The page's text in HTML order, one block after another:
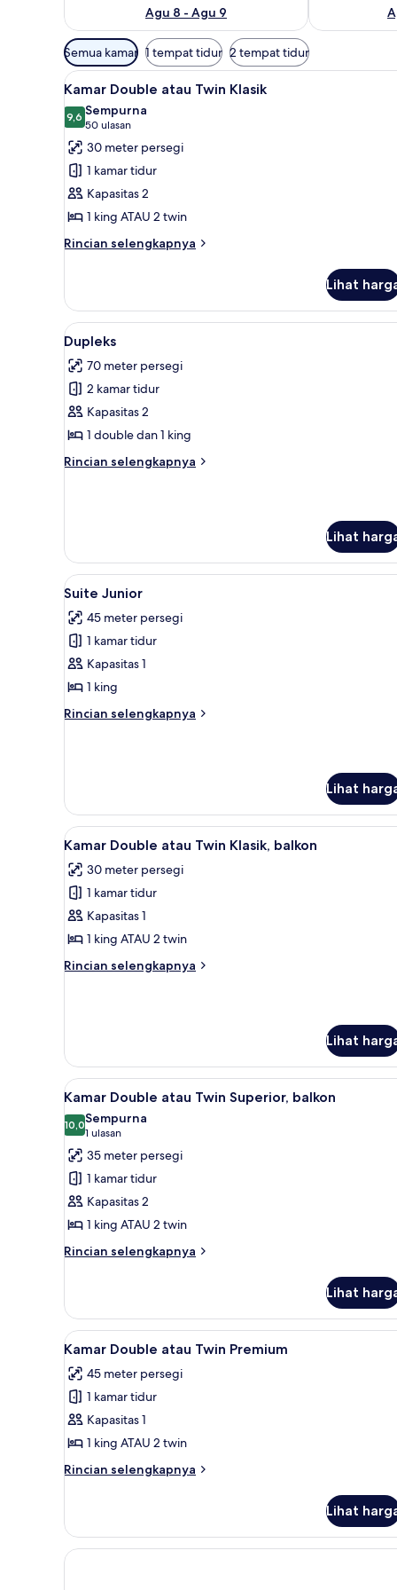
Agu 8 - Agu 9
Filter
tersedia
untuk
kamar
Semua kamar 1 tempat tidur 2 tempat tidur
Lihat
semua
foto
untuk
Kamar
Double
atau
Twin
Klasik
Seprai antialergi, minibar,
5
Kamar Double atau Twin Klasik
9,69,6 dari 10
Sempurna
50 ulasan
(50
ulasan)
30 meter persegi
1 kamar tidur
Kapasitas 2
1 king ATAU 2 twin
Rincian selengkapnya
Rincian
Kamar
Double
atau
Twin
Klasik
Lihat
Lihat
semua
foto
untuk
Dupleks
Seprai antialergi, minibar,
8
Dupleks
70 meter persegi
2 kamar tidur
Kapasitas 2
1 double dan 1 king
Rincian selengkapnya
Rincian
Lihat
Lihat
semua
foto
untuk
Suite
Junior
Seprai antialergi, minibar,
9
Suite Junior
45 meter persegi
1 kamar tidur
Kapasitas 1
1 king
Rincian selengkapnya
Rincian
Lihat
Lihat
semua
foto
untuk
Kamar
Double
atau
Twin
Seprai antialergi, minibar,
6
Kamar Double atau Twin Klasik, balkon
30 meter persegi
1 kamar tidur
Kapasitas 1
1 king ATAU 2 twin
Rincian selengkapnya
Rincian
atau
Twin
Klasik,
Lihat
Lihat
semua
foto
untuk
Kamar
Double
atau
Twin
Superior,
Seprai antialergi, minibar,
7
Kamar Double atau Twin Superior, balkon
10,010,0 dari 10
Sempurna
1 ulasan
(1
ulasan)
35 meter persegi
1 kamar tidur
Kapasitas 2
1 king ATAU 2 twin
Rincian selengkapnya
Rincian
Kamar
Double
atau
Superior,
balkon
Lihat
Lihat
semua
foto
untuk
Kamar
Double
atau
Twin
Seprai antialergi, minibar,
10
Kamar Double atau Twin Premium
45 meter persegi
1 kamar tidur
Kapasitas 1
1 king ATAU 2 twin
Rincian selengkapnya
Rincian
Kamar
Double
atau
Lihat